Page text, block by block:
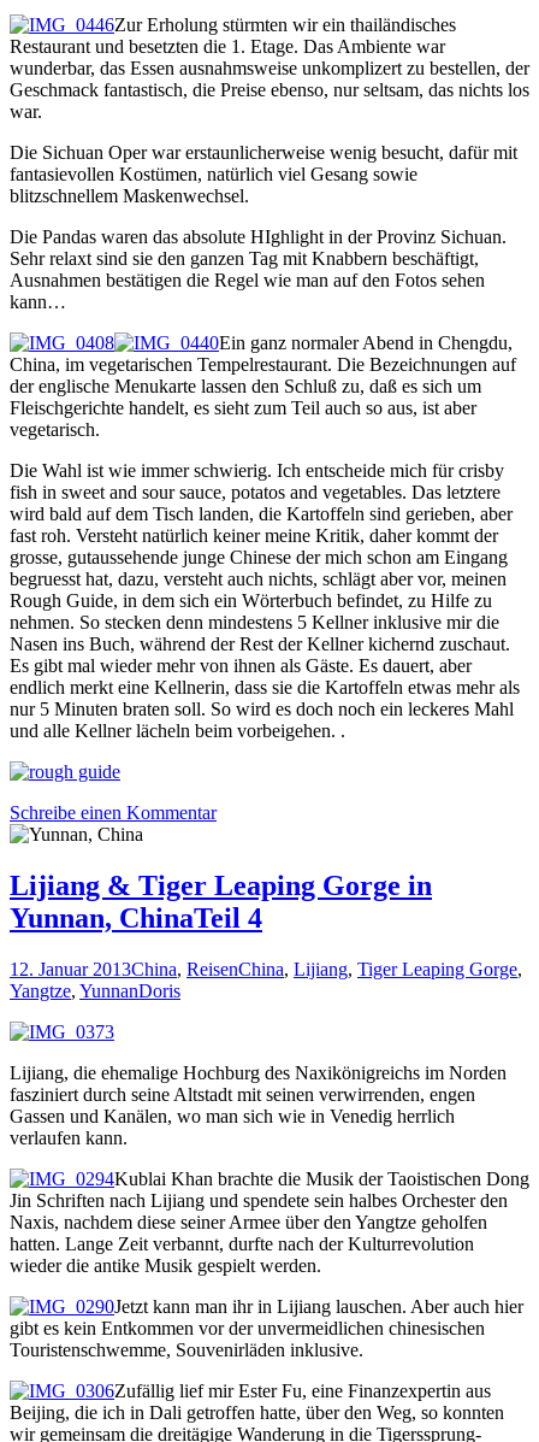
Zur Erholung stürmten wir ein thailändisches
Restaurant und besetzten die 1. Etage. Das Ambiente war
wunderbar, das Essen ausnahmsweise unkomplizert zu bestellen, der
Geschmack fantastisch, die Preise ebenso, nur seltsam, das nichts los
war.
Die Sichuan Oper war erstaunlicherweise wenig besucht, dafür mit
fantasievollen Kostümen, natürlich viel Gesang sowie
blitzschnellem Maskenwechsel.
Die Pandas waren das absolute HIghlight in der Provinz Sichuan.
Sehr relaxt sind sie den ganzen Tag mit Knabbern beschäftigt,
Ausnahmen bestätigen die Regel wie man auf den Fotos sehen
kann…
Ein ganz normaler Abend in Chengdu,
China, im vegetarischen Tempelrestaurant. Die Bezeichnungen auf
der englische Menukarte lassen den Schluß zu, daß es sich um
Fleischgerichte handelt, es sieht zum Teil auch so aus, ist aber
vegetarisch.
Die Wahl ist wie immer schwierig. Ich entscheide mich für crisby
fish in sweet and sour sauce, potatos and vegetables. Das letztere
wird bald auf dem Tisch landen, die Kartoffeln sind gerieben, aber
fast roh. Versteht natürlich keiner meine Kritik, daher kommt der
grosse, gutaussehende junge Chinese der mich schon am Eingang
begruesst hat, dazu, versteht auch nichts, schlägt aber vor, meinen
Rough Guide, in dem sich ein Wörterbuch befindet, zu Hilfe zu
nehmen. So stecken denn mindestens 5 Kellner inklusive mir die
Nasen ins Buch, während der Rest der Kellner kichernd zuschaut.
Es gibt mal wieder mehr von ihnen als Gäste. Es dauert, aber
endlich merkt eine Kellnerin, dass sie die Kartoffeln etwas mehr als
nur 5 Minuten braten soll. So wird es doch noch ein leckeres Mahl
und alle Kellner lächeln beim vorbeigehen. .
Schreibe einen Kommentar
Lijiang & Tiger Leaping Gorge in
Yunnan, ChinaTeil 4
12. Januar 2013China, ReisenChina, Lijiang, Tiger Leaping Gorge,
Yangtze, YunnanDoris
Lijiang, die ehemalige Hochburg des Naxikönigreichs im Norden
fasziniert durch seine Altstadt mit seinen verwirrenden, engen
Gassen und Kanälen, wo man sich wie in Venedig herrlich
verlaufen kann.
Kublai Khan brachte die Musik der Taoistischen Dong
Jin Schriften nach Lijiang und spendete sein halbes Orchester den
Naxis, nachdem diese seiner Armee über den Yangtze geholfen
hatten. Lange Zeit verbannt, durfte nach der Kulturrevolution
wieder die antike Musik gespielt werden.
Jetzt kann man ihr in Lijiang lauschen. Aber auch hier
gibt es kein Entkommen vor der unvermeidlichen chinesischen
Touristenschwemme, Souvenirläden inklusive.
Zufällig lief mir Ester Fu, eine Finanzexpertin aus
Beijing, die ich in Dali getroffen hatte, über den Weg, so konnten
wir gemeinsam die dreitägige Wanderung in die Tigerssprung-